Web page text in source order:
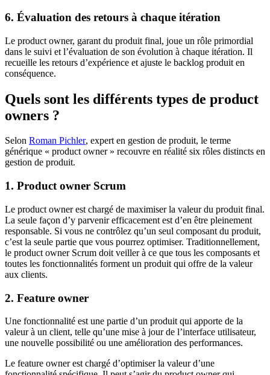
6. Évaluation des retours à chaque itération
Le product owner, garant du produit final, joue un rôle primordial
dans le suivi et l’évaluation de son évolution à chaque itération. Il
recueille les retours d’expérience et ajuste le backlog produit en
conséquence.
Quels sont les différents types de product
owners ?
Selon Roman Pichler, expert en gestion de produit, le terme
générique « product owner » recouvre en réalité six rôles distincts en
gestion de produit.
1. Product owner Scrum
Le product owner est chargé de maximiser la valeur du produit final.
La seule façon d’y parvenir efficacement est d’en être pleinement
responsable. Si vous ne contrôlez qu’un seul composant du produit,
c’est la seule partie que vous pourrez optimiser. Traditionnellement,
le product owner Scrum doit veiller à ce que tous les composants et
toutes les fonctionnalités forment un produit qui offre de la valeur
aux clients.
2. Feature owner
Une fonctionnalité est une partie d’un produit qui apporte de la
valeur à un client, telle qu’une mise à jour de l’interface utilisateur,
une nouvelle possibilité ou une amélioration des performances.
Le feature owner est chargé d’optimiser la valeur d’une